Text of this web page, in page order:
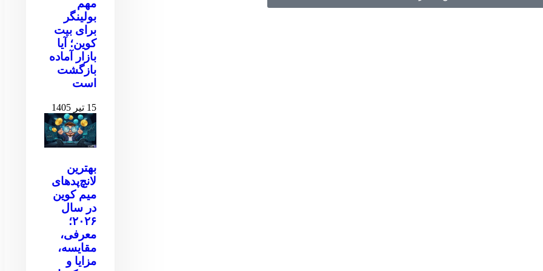
مهم
بولینگر
برای بیت
کوین‌‌؛ آیا
بازار آماده
بازگشت
است
15 تیر 1405
بهترین
لانچ‌پدهای
میم کوین
در سال
۲۰۲۶؛
معرفی،
مقایسه،
مزایا و